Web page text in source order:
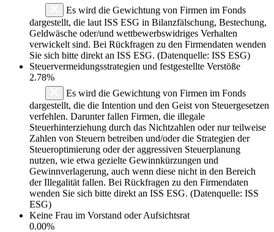
Es wird die Gewichtung von Firmen im Fonds
dargestellt, die laut ISS ESG in Bilanzfälschung, Bestechung,
Geldwäsche oder/und wettbewerbswidriges Verhalten
verwickelt sind. Bei Rückfragen zu den Firmendaten wenden
Sie sich bitte direkt an ISS ESG. (Datenquelle: ISS ESG)
Steuervermeidungsstrategien und festgestellte Verstöße
2.78%
Es wird die Gewichtung von Firmen im Fonds
dargestellt, die die Intention und den Geist von Steuergesetzen
verfehlen. Darunter fallen Firmen, die illegale
Steuerhinterziehung durch das Nichtzahlen oder nur teilweise
Zahlen von Steuern betreiben und/oder die Strategien der
Steueroptimierung oder der aggressiven Steuerplanung
nutzen, wie etwa gezielte Gewinnkürzungen und
Gewinnverlagerung, auch wenn diese nicht in den Bereich
der Illegalität fallen. Bei Rückfragen zu den Firmendaten
wenden Sie sich bitte direkt an ISS ESG. (Datenquelle: ISS
ESG)
Keine Frau im Vorstand oder Aufsichtsrat
0.00%